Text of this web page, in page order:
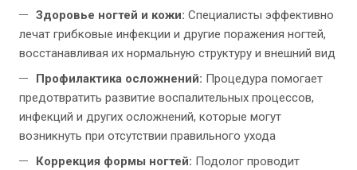
Здоровье ногтей и кожи: Специалисты эффективно
лечат грибковые инфекции и другие поражения ногтей,
восстанавливая их нормальную структуру и внешний вид
Профилактика осложнений: Процедура помогает
предотвратить развитие воспалительных процессов,
инфекций и других осложнений, которые могут
возникнуть при отсутствии правильного ухода
Коррекция формы ногтей: Подолог проводит